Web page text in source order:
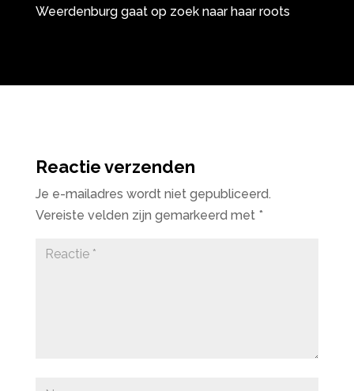
Weerdenburg gaat op zoek naar haar roots
Reactie verzenden
Je e-mailadres wordt niet gepubliceerd.
Vereiste velden zijn gemarkeerd met *